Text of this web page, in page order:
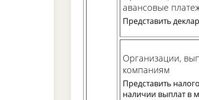
авансовые
Представить
Организации,
компаниям
Представить
наличии выплат в